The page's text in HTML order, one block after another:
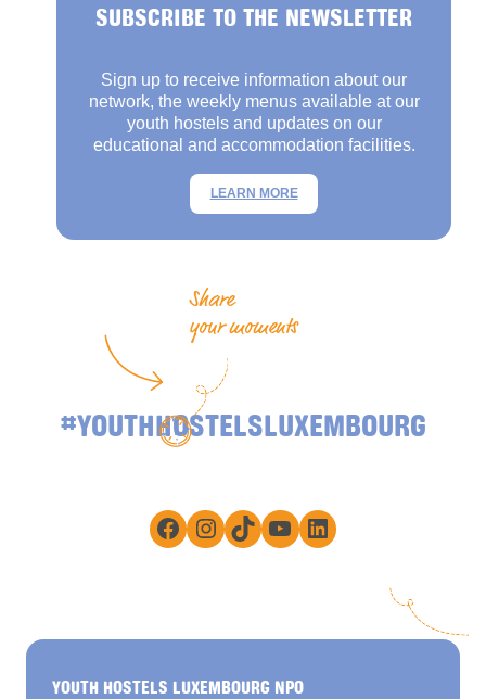
SUBSCRIBE TO THE NEWSLETTER
Sign up to receive information about our
network, the weekly menus available at our
youth hostels and updates on our
educational and accommodation facilities.
LEARN MORE
Share
your moments
#YOUTHHOSTELSLUXEMBOURG
Facebook
Instagram
TikTokYouTube
LinkedIn
YOUTH HOSTELS LUXEMBOURG NPO